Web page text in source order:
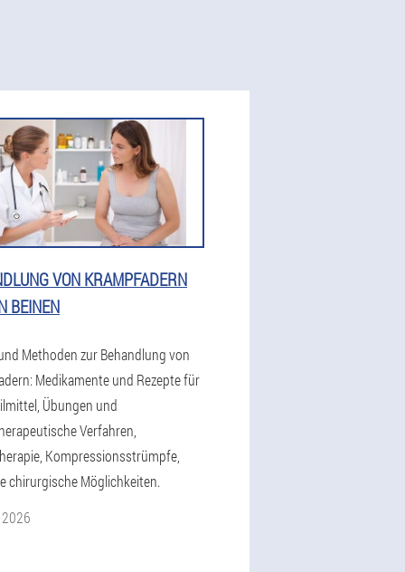
VON KRAMPFADERN
BEINEN
Methoden zur Behandlung von
Medikamente und Rezepte für
Übungen und
Verfahren,
Kompressionsstrümpfe,
chirurgische Möglichkeiten.